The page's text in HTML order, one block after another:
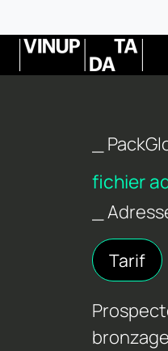
_
fichier
_
Tarif